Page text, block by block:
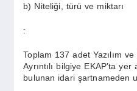
b) Niteliği, türü ve miktarı
:
Toplam 137 adet Yazılım
Ayrıntılı bilgiye EKAP’ta
bulunan idari şartnameden